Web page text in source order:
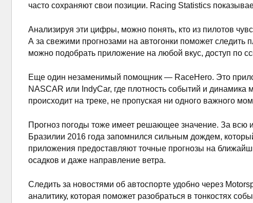
часто сохраняют свои позиции. Racing Statistics
Анализируя эти цифры, можно понять, кто из пилотов
А за свежими прогнозами на автогонки поможет следить
можно подобрать приложение на любой вкус, доступ по
Еще один незаменимый помощник — RaceHero. Это
NASCAR или IndyCar, где плотность событий и
происходит на треке, не пропуская ни одного важного
Прогноз погоды тоже имеет решающее значение. За всю
Бразилии 2016 года запомнился сильным дождем,
приложения предоставляют точные прогнозы на
осадков и даже направление ветра.
Следить за новостями об автоспорте удобно через
аналитику, которая поможет разобраться в тонкостях